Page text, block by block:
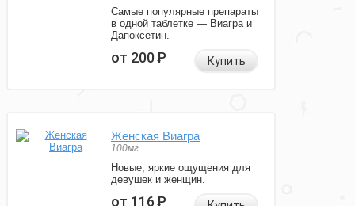
Самые популярные препараты
в одной таблетке — Виагра и
Дапоксетин.
от 200Р Купить
Женская Виагра
100мг
Новые, яркие ощущения для
девушек и женщин.
от 116Р